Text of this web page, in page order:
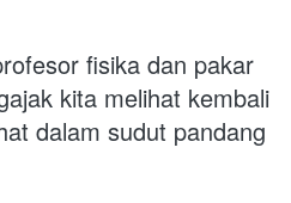
fisika dan pakar
kita melihat kembali
dalam sudut pandang